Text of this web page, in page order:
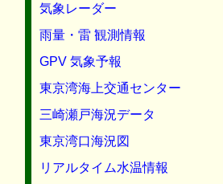
気象レーダー
雨量・雷 観測情報
GPV 気象予報
東京湾海上交通センター
三崎瀬戸海況データ
東京湾口海況図
リアルタイム水温情報